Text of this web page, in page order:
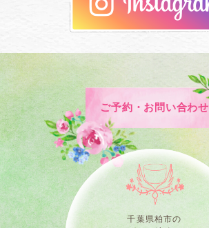
ご予約・お問い合わせ
千葉県柏市の